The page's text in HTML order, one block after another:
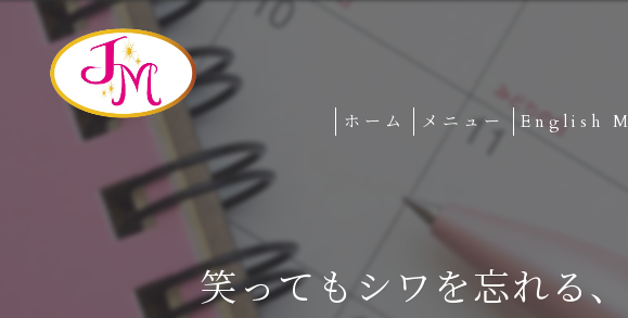
ホーム メニュー
和装レンタルMENU 白無
イベントMENU
English
笑ってもシワを忘れる